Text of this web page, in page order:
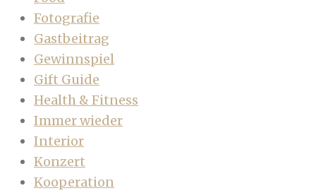
Fotografie
Gastbeitrag
Gewinnspiel
Gift Guide
Health & Fitness
Immer wieder
Interior
Konzert
Kooperation